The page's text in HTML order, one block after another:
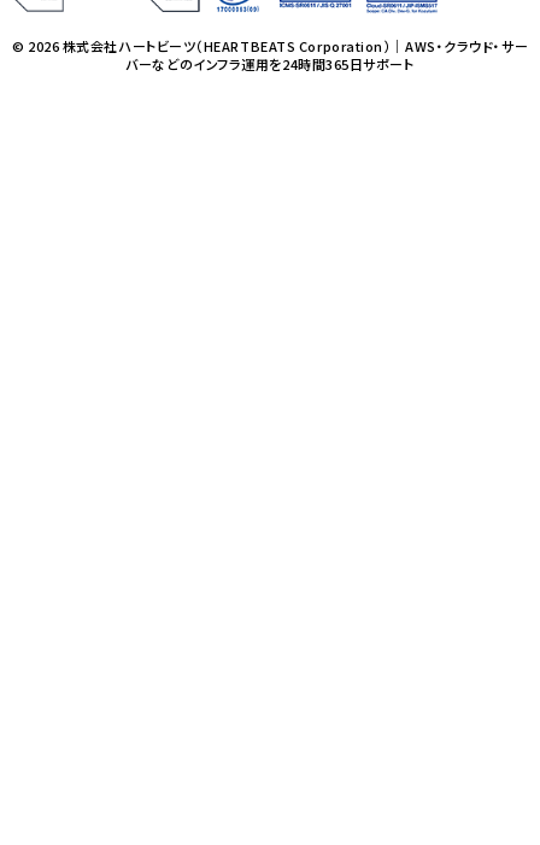
© 2026 株式会社ハートビーツ（HEARTBEATS Corporation）｜AWS・クラウド・サー
バーなどのインフラ運用を24時間365日サポート